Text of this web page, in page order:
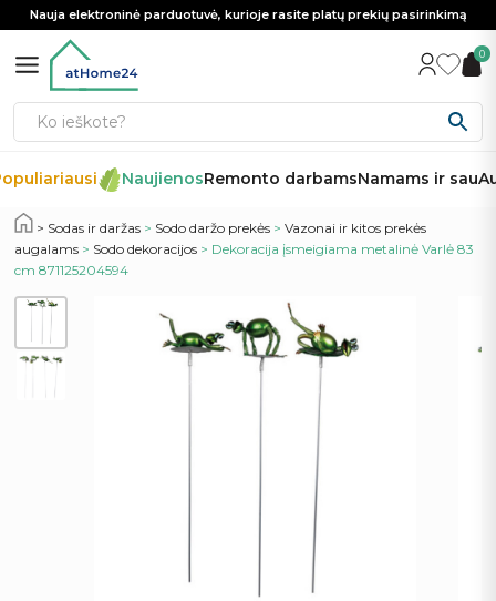
Nauja elektroninė parduotuvė, kurioje rasite platų prekių pasirinkimą
0
NaujienosRemonto darbamsNamams ir sau
Sodas ir daržas > Sodo daržo prekės >Vazonai ir kitos prekės
augalams > Sodo dekoracijos > Dekoracija įsmeigiama metalinė Varlė 83
cm 871125204594